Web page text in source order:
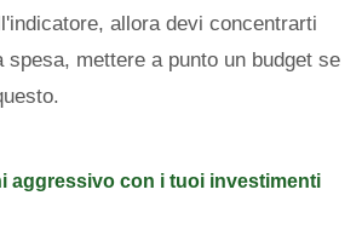
allora devi concentrarti
mettere a punto un budget se
aggressivo con i tuoi investimenti